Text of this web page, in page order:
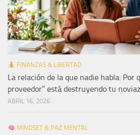
FINANZAS & LIBERTAD
La relación de la que nadie habla: Por
proveedor” está destruyendo tu
ABRIL 16, 2026
MINDSET & PAZ MENTAL